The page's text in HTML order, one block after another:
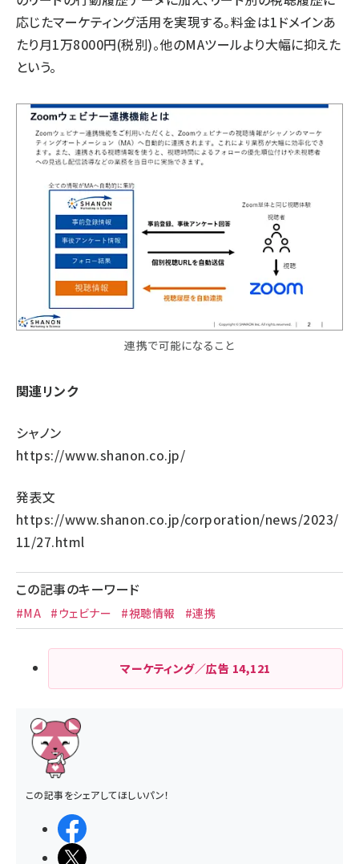
応じたマーケティング活用を実現する。料金は1ドメインあ
たり月1万8000円(税別)。他のMAツールより大幅に抑えた
という。
連携で可能になること
関連リンク
シャノン
https://www.shanon.co.jp/
発表文
https://www.shanon.co.jp/corporation/news/2023/
11/27.html
この記事のキーワード
#MA #ウェビナー #視聴情報 #連携
マーケティング／広告 14,121
この記事をシェアしてほしいパン！